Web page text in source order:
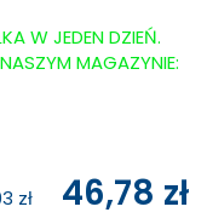
W JEDEN DZIEŃ.
MAGAZYNIE:
zł 46,78 zł